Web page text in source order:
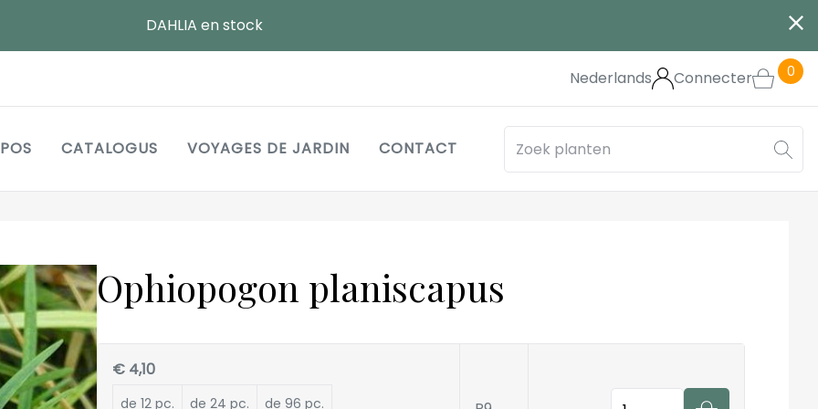
DAHLIA en stock
Nederlands Connecter 0
Main
CATALOGUS VOYAGES DE JARDIN CONTACT
Ophiopogon planiscapus
€ 4,10
de 12 pc.
de 24 pc.
de 96 pc.